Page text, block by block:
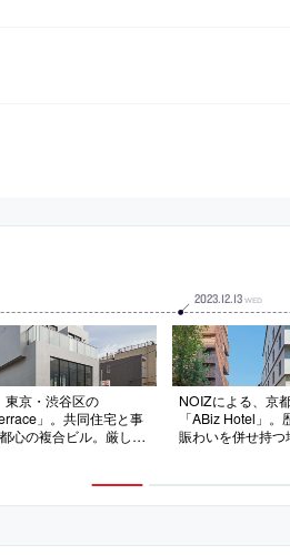
東京・渋谷区の
」。共同住宅と事
心の複合ビル。厳しい
和も志向。内外を繋
域”で都市の風景や自
2023.12.13 WED
NOIZによる、京
「ABiz Hotel」
賑わいを併せ持
つ建築を考案。縦
らめき”を思い描